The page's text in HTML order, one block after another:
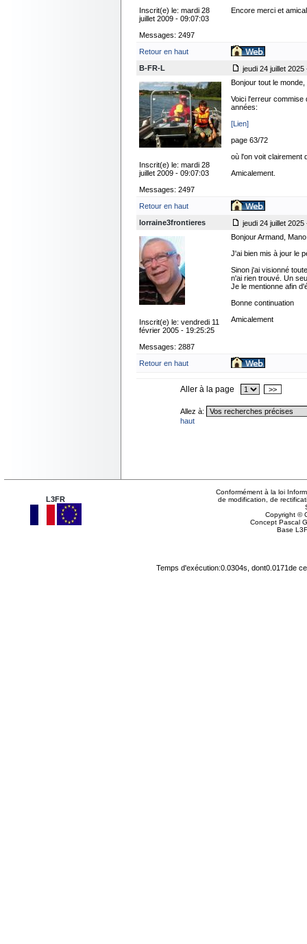
Inscrit(e) le: mardi 28
juillet 2009 - 09:07:03
Messages: 2497
Encore merci et
Retour en haut
B-FR-L
jeudi 24 juillet 2025
Inscrit(e) le: mardi 28
juillet 2009 - 09:07:03
Messages: 2497
Bonjour tout le monde,
Voici l'erreur commise
années:
[Lien]
page 63/72
où l'on voit clairement
Amicalement.
Retour en haut
lorraine3frontieres
jeudi 24 juillet 2025
Inscrit(e) le: vendredi 11
février 2005 - 19:25:25
Messages: 2887
Bonjour Armand,
J'ai bien mis à jour le
Sinon j'ai visionné
n'ai rien trouvé. Un
Je le mentionne afin
Bonne continuation
Amicalement
Retour en haut
Aller à la page >>
Allez à:
haut
L3FR
Conformément à la loi
de modification, de
Copyright ©
Concept Pascal
Base
Temps d'exécution:0.0304s, dont0.0171de